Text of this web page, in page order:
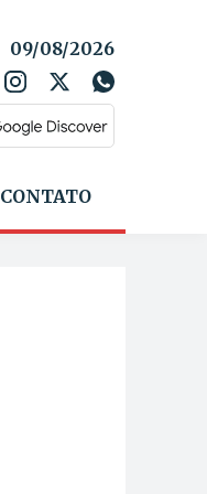
09/08/2026
CONTATO